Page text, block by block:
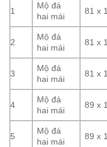
1
Mộ đá
hai mái
81 x
2
Mộ đá
hai mái
81 x
3
Mộ đá
hai mái
81 x
4
Mộ đá
hai mái
89 x
5
Mộ đá
hai mái
89 x